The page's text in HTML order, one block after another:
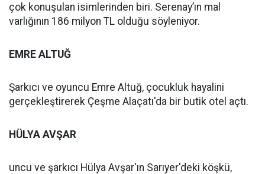
çok konuşulan isimlerinden biri. Serenay’ın mal
varlığının 186 milyon TL olduğu söyleniyor.
EMRE ALTUĞ
Şarkıcı ve oyuncu Emre Altuğ, çocukluk hayalini
gerçekleştirerek Çeşme Alaçatı'da bir butik otel açtı.
HÜLYA AVŞAR
uncu ve şarkıcı Hülya Avşar'ın Sarıyer'deki köşkü,